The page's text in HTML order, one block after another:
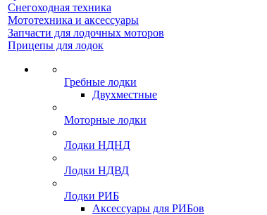
Снегоходная техника
Мототехника и аксессуары
Запчасти для лодочных моторов
Прицепы для лодок
Гребные лодки
Двухместные
Моторные лодки
Лодки НДНД
Лодки НДВД
Лодки РИБ
Аксессуары для РИБов